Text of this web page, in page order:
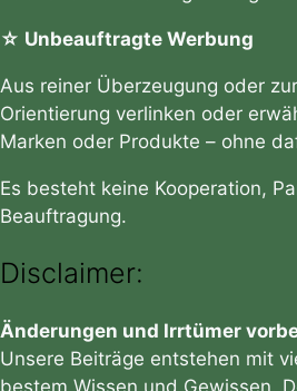
☆ Unbeauftragte Werbung
Aus reiner Überzeugung oder
Orientierung verlinken oder
Marken oder Produkte – ohne
Es besteht keine Kooperation,
Beauftragung.
Disclaimer:
Änderungen und Irrtümer
Unsere Beiträge entstehen mit